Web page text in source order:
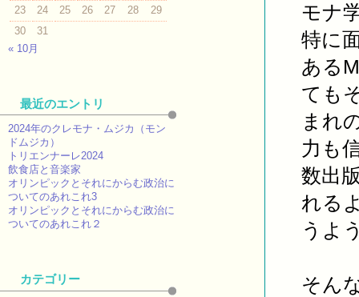
モナ
特に
ある
ても
まれ
力も
数出
れる
うよ
そん
23
24 25 26 27 28
29
30
31
« 10月
最近のエントリ
2024年のクレモナ・ムジカ（モン
ドムジカ）
トリエンナーレ2024
飲食店と音楽家
オリンピックとそれにからむ政治に
ついてのあれこれ3
オリンピックとそれにからむ政治に
ついてのあれこれ２
カテゴリー